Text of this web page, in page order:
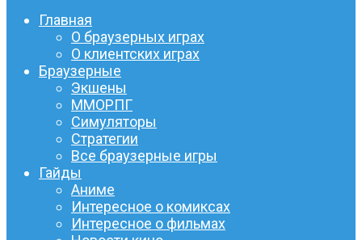
Главная
О браузерных играх
О клиентских играх
Браузерные
Экшены
ММОРПГ
Симуляторы
Стратегии
Все браузерные игры
Гайды
Аниме
Интересное о комиксах
Интересное о фильмах